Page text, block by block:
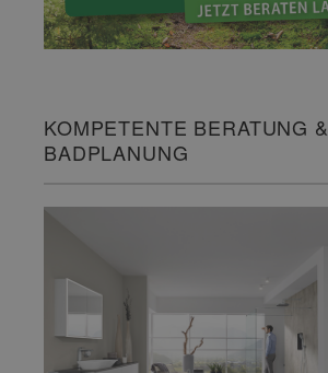
KOMPETENTE BERATUNG &
BADPLANUNG